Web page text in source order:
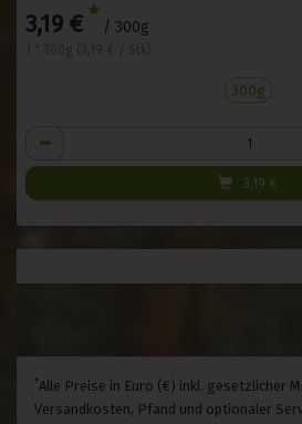
3,19 € * / 300g
300g
Anzahl
3,19 €
*Alle Preise in Euro (€) inkl. gesetzlicher
Versandkosten, Pfand und optionaler